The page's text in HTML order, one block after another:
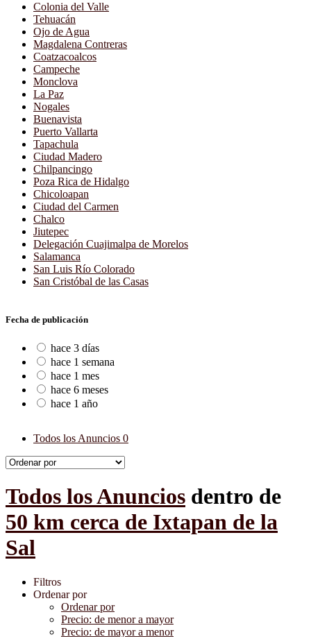
Colonia del Valle
Tehuacán
Ojo de Agua
Magdalena Contreras
Coatzacoalcos
Campeche
Monclova
La Paz
Nogales
Buenavista
Puerto Vallarta
Tapachula
Ciudad Madero
Chilpancingo
Poza Rica de Hidalgo
Chicoloapan
Ciudad del Carmen
Chalco
Jiutepec
Delegación Cuajimalpa de Morelos
Salamanca
San Luis Río Colorado
San Cristóbal de las Casas
Fecha de publicación
hace 3 días
hace 1 semana
hace 1 mes
hace 6 meses
hace 1 año
Todos los Anuncios 0
Todos los Anuncios dentro de
50 km cerca de Ixtapan de la
Sal
Filtros
Ordenar por
Ordenar por
Precio: de menor a mayor
Precio: de mayor a menor